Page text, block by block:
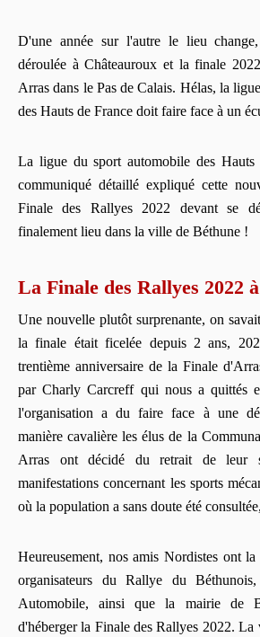
D'une année sur l'autre le lieu
déroulée à Châteauroux et la finale
Arras dans le Pas de Calais. Hélas, la
des Hauts de France doit faire face à un
La ligue du sport automobile des Hauts
communiqué détaillé expliqué cette
Finale des Rallyes 2022 devant se
finalement lieu dans la ville de Béthune !
La Finale des Rallyes 2022
Une nouvelle plutôt surprenante, on
la finale était ficelée depuis 2 ans,
trentième anniversaire de la Finale
par Charly Carcreff qui nous a quittés
l'organisation a du faire face à une
manière cavalière les élus de la
Arras ont décidé du retrait de leur
manifestations concernant les sports
où la population a sans doute été
Heureusement, nos amis Nordistes ont
organisateurs du Rallye du
Automobile, ainsi que la mairie de
d'héberger la Finale des Rallyes 2022.